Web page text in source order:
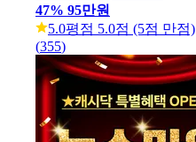
47% 95만원
5.0평점 5.0점 (5점 만점)
(355)